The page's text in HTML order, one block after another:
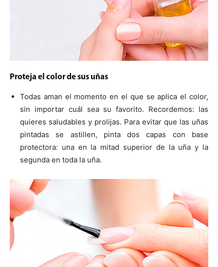
Proteja el color de sus uñas
Todas aman el momento en el que se aplica el color,
sin importar cuál sea su favorito. Recordemos: las
quieres saludables y prolijas. Para evitar que las uñas
pintadas se astillen, pinta dos capas con base
protectora: una en la mitad superior de la uña y la
segunda en toda la uña.